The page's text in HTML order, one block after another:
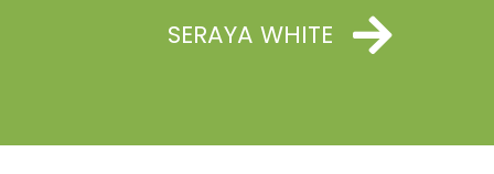
SERAYA WHITE